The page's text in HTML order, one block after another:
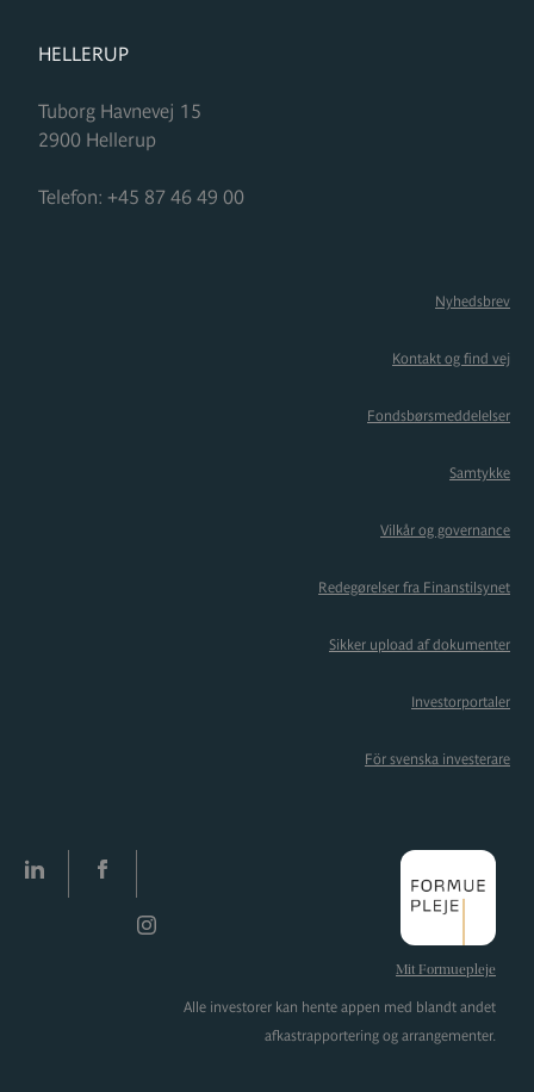
FORMUPLEJE
HELLERUP
Tuborg Havnevej 15
2900 Hellerup
Telefon: +45 87 46 49 00
Nyhedsbrev
Kontakt og find vej
Fondsbørsmeddelelser
Samtykke
Vilkår og governance
Redegørelser fra Finanstilsynet
Sikker upload af dokumenter
Investorportaler
För svenska investerare
Mit Formuepleje
Alle investorer kan hente appen med blandt andet
afkastrapportering og arrangementer.